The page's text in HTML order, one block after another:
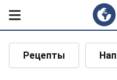
Рецепты